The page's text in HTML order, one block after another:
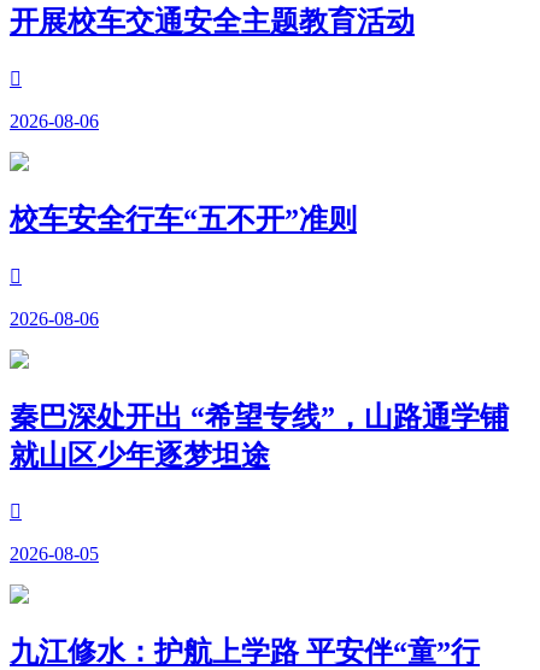
开展校车交通安全主题教育活动

2026-08-06
校车安全行车“五不开”准则

2026-08-06
秦巴深处开出 “希望专线”，山路通学铺
就山区少年逐梦坦途

2026-08-05
九江修水：护航上学路 平安伴“童”行